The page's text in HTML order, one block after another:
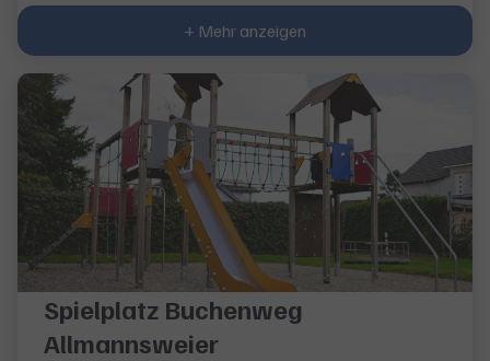
+ Mehr anzeigen
Spielplatz Buchenweg
Allmannsweier